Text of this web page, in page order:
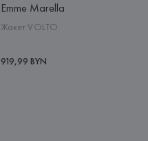
Emme Marella
Жакет VOLTO
919,99 BYN